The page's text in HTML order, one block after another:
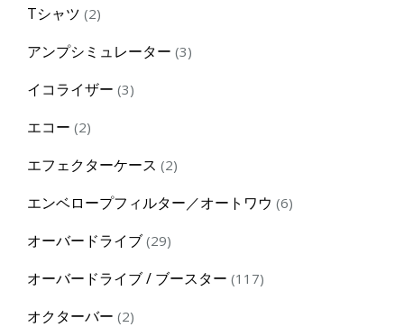
Tシャツ 22
アンプシミュレーター 33
イコライザー 33
エコー 22
エフェクターケース 22
エンベロープフィルター／オートワウ 66
オーバードライブ 2929
オーバードライブ / ブースター 117117
オクターバー 22